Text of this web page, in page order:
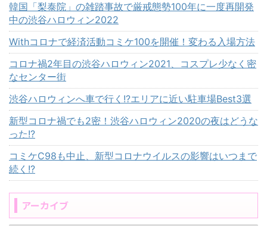
韓国「梨泰院」の雑踏事故で厳戒態勢100年に一度再開発
中の渋谷ハロウィン2022
Withコロナで経済活動コミケ100を開催！変わる入場方法
コロナ禍2年目の渋谷ハロウィン2021、コスプレ少なく密
なセンター街
渋谷ハロウィンへ車で行く!?エリアに近い駐車場Best3選
新型コロナ禍でも2密！渋谷ハロウィン2020の夜はどうな
った!?
コミケC98も中止、新型コロナウイルスの影響はいつまで
続く!?
アーカイブ